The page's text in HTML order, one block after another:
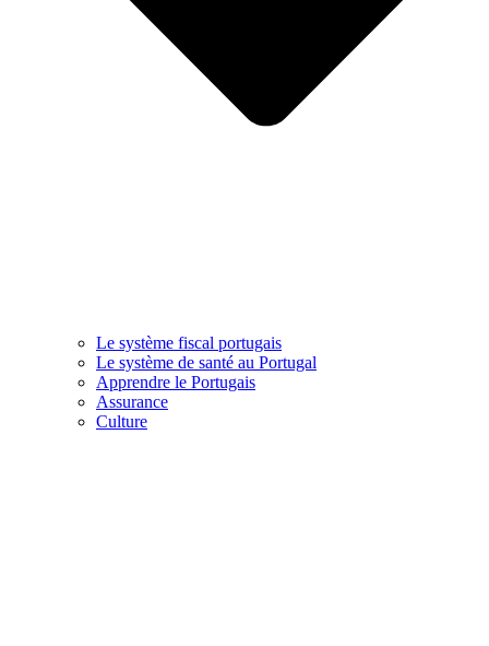
Le système fiscal portugais
Le système de santé au Portugal
Apprendre le Portugais
Assurance
Culture